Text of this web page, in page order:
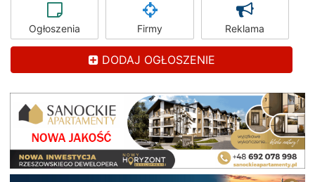
Ogłoszenia Firmy Reklama
DODAJ OGŁOSZENIE